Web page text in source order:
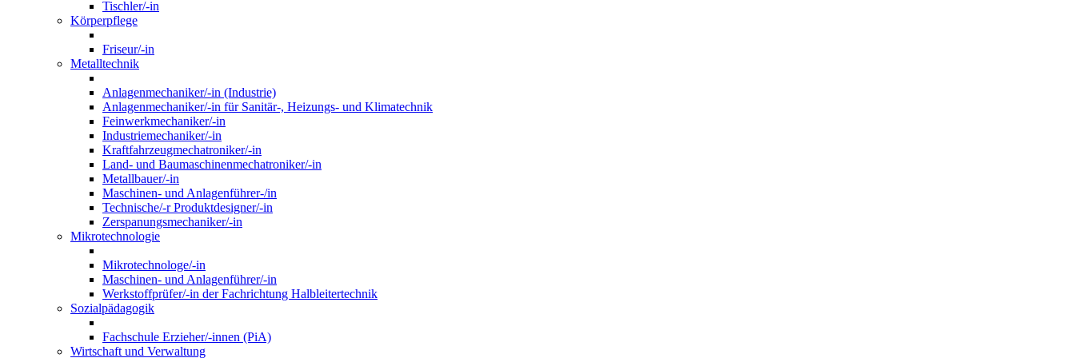
Tischler/-in
Körperpflege
Friseur/-in
Metalltechnik
Anlagenmechaniker/-in (Industrie)
Anlagenmechaniker/-in für Sanitär-, Heizungs- und Klimatechnik
Feinwerkmechaniker/-in
Industriemechaniker/-in
Kraftfahrzeugmechatroniker/-in
Land- und Baumaschinenmechatroniker/-in
Metallbauer/-in
Maschinen- und Anlagenführer-/in
Technische/-r Produktdesigner/-in
Zerspanungsmechaniker/-in
Mikrotechnologie
Mikrotechnologe/-in
Maschinen- und Anlagenführer/-in
Werkstoffprüfer/-in der Fachrichtung Halbleitertechnik
Sozialpädagogik
Fachschule Erzieher/-innen (PiA)
Wirtschaft und Verwaltung